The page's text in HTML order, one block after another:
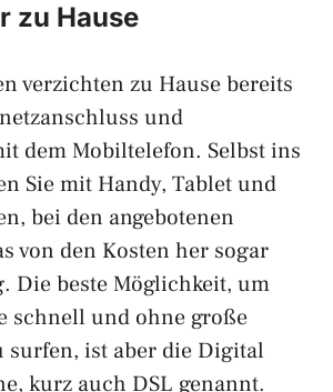
zu Hause
verzichten zu Hause bereits
und
dem Mobiltelefon. Selbst ins
Sie mit Handy, Tablet und
bei den angebotenen
von den Kosten her sogar
Die beste Möglichkeit, um
schnell und ohne große
surfen, ist aber die Digital
kurz auch DSL genannt.